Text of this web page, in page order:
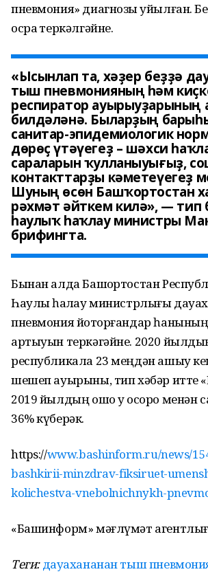
пневмония» диагнозы ҡуйылған.
осраҡ теркәлгәйне.
«Ысынлап та, хәҙер беҙҙә
тыш пневмонияның һәм
респиратор ауырыуҙарының
билдәләнә. Быларҙың
санитар-эпидемиологик
дөрөҫ үтәүегеҙ – шәхси
сараларын ҡулланыуығыҙ,
контакттарҙы кәметеүегеҙ
Шуның өсөн Башҡортостан
рәхмәт әйткем килә», — тип
һаулыҡ һаҡлау министры
брифингта.
Бынан алда Башҡортостан
Һаулыҡ һаҡлау министрлығы
пневмония йоҡторғандар
артыуын теркәгәйне. 2020
республикала 23 меңдән ашыу
шешеп ауырыны, тип хәбәр итте
2019 йылдың ошо уҡ осоро менән
36% күберәк.
https://www.bashinform.ru/news/
bashkirii-minzdrav-fiksiruet-
kolichestva-vnebolnichnykh-
«Башинформ» мәғлүмәт
Теги: дауахананан тыш